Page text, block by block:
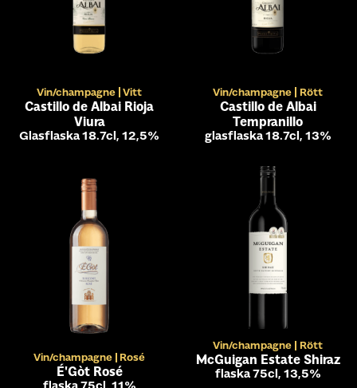
Vin/champagne Vitt
Castillo de Albai Rioja
Viura
Glasflaska 18.7cl, 12,5%
Vin/champagne Rött
Castillo de Albai
Tempranillo
glasflaska 18.7cl, 13%
Vin/champagne Rosé
É'Gòt Rosé
Vin/champagne Rött
McGuigan Estate Shiraz
flaska 75cl, 13,5%